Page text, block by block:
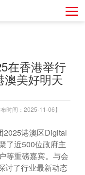
在香港举行
澳美好明天
布时间：2025-11-06】
2025港澳区Digital
了近500位政府主
等重磅嘉宾。与会
讨了行业最新动态